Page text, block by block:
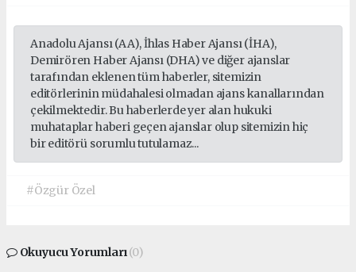
Anadolu Ajansı (AA), İhlas Haber Ajansı (İHA),
Demirören Haber Ajansı (DHA) ve diğer ajanslar
tarafından eklenen tüm haberler, sitemizin
editörlerinin müdahalesi olmadan ajans kanallarından
çekilmektedir. Bu haberlerde yer alan hukuki
muhataplar haberi geçen ajanslar olup sitemizin hiç
bir editörü sorumlu tutulamaz...
#Özgür Özel
Okuyucu Yorumları(0)